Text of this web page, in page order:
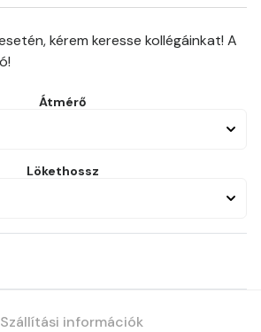
kérem keresse kollégáinkat! A
Átmérő
Lökethossz
Szállítási információk